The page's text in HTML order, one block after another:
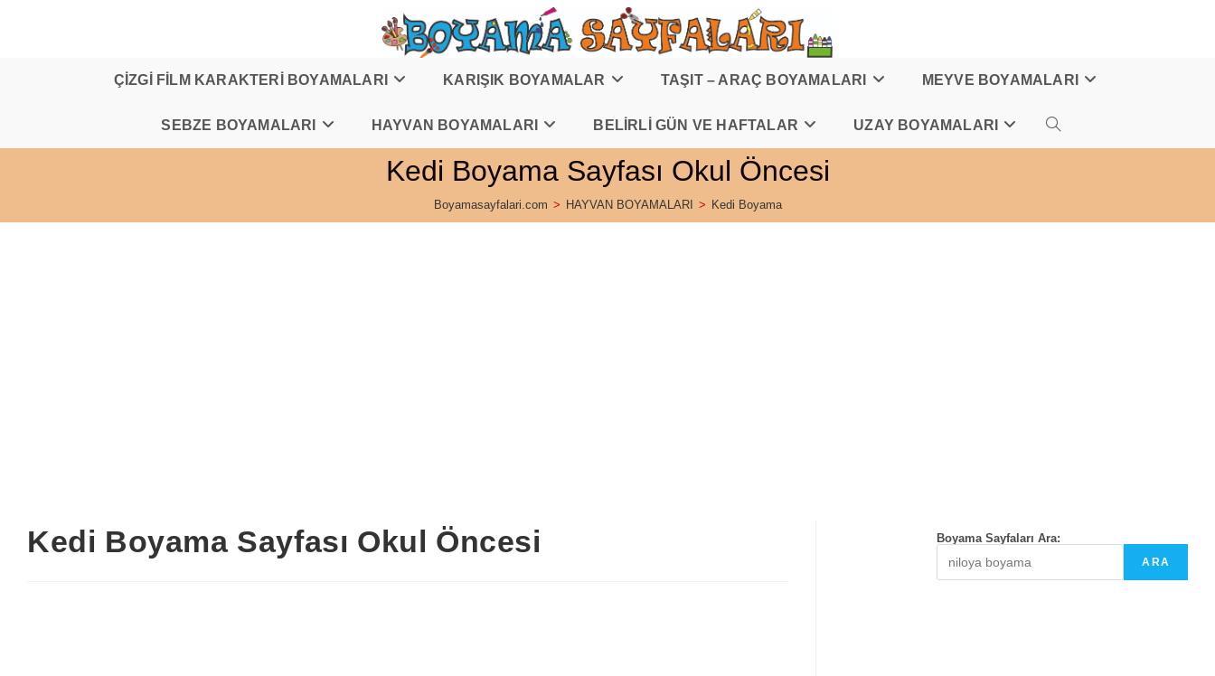
ÇİZGİ FİLM KARAKTERİ BOYAMALARI KARIŞIK BOYAMALAR TAŞIT – ARAÇ BOYAMALARI MEYVE BOYAMALARI
SEBZE BOYAMALARI HAYVAN BOYAMALARI BELİRLİ GÜN VE HAFTALAR UZAY BOYAMALARI TOGGLE
Kedi Boyama Sayfası Okul Öncesi
Boyamasayfalari.com > HAYVAN BOYAMALARI > Kedi Boyama
Kedi Boyama Sayfası Okul Öncesi Boyama Sayfaları Ara:
ARA